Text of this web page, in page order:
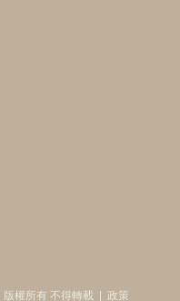
版權所有 不得轉載 | 政策